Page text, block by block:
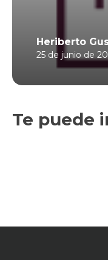
Heriberto
25 de junio de
Te puede